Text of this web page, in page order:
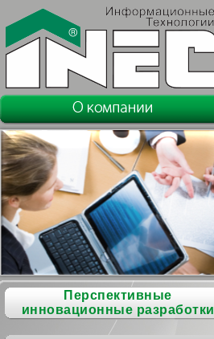
Перспективные
инновационные разработки